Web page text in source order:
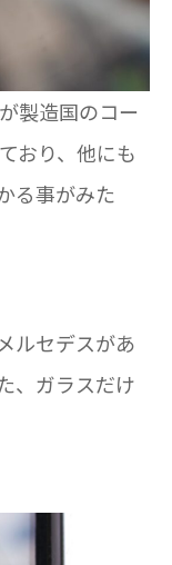
製造国のコー
おり、他にも
る事がみた
ルセデスがあ
、ガラスだけ